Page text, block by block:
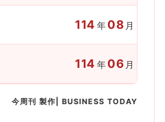
114 年08 月
114 年06 月
今周刊 製作| BUSINESS TODAY